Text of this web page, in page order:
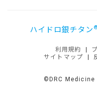
ハイドロ銀チタン
利用規約
サイトマップ
©DRC